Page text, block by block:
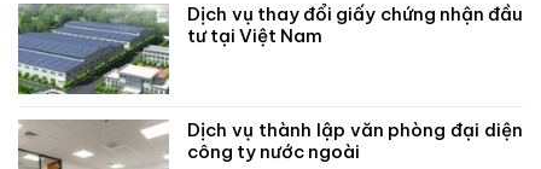
Dịch vụ thay đổi giấy chứng nhận đầu
tư tại Việt Nam
Dịch vụ thành lập văn phòng đại diện
công ty nước ngoài